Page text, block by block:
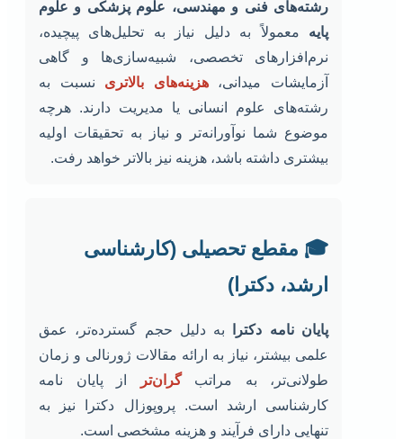
رشته‌های فنی و مهندسی، علوم پزشکی و علوم
پایه معمولاً به دلیل نیاز به تحلیل‌های پیچیده،
نرم‌افزارهای تخصصی، شبیه‌سازی‌ها و گاهی
آزمایشات میدانی،هزینه‌های بالاتری نسبت به
رشته‌های علوم انسانی یا مدیریت دارند. هرچه
موضوع شما نوآورانه‌تر و نیاز به تحقیقات اولیه
بیشتری داشته باشد، هزینه نیز بالاتر خواهد رفت.
🎓 مقطع تحصیلی (کارشناسی
ارشد، دکترا)
پایان نامه دکترا
به دلیل حجم گسترده‌تر، عمق
علمی بیشتر، نیاز به ارائه مقالات ژورنالی و زمان
طولانی‌تر، به مراتبگران‌تر
از پایان نامه
کارشناسی ارشد است. پروپوزال دکترا نیز به
تنهایی دارای فرآیند و هزینه مشخصی است.